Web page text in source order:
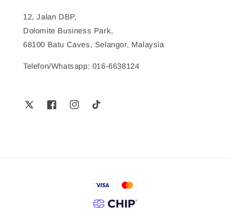
12, Jalan DBP,
Dolomite Business Park,
68100 Batu Caves, Selangor, Malaysia
Telefon/Whatsapp: 016-6638124